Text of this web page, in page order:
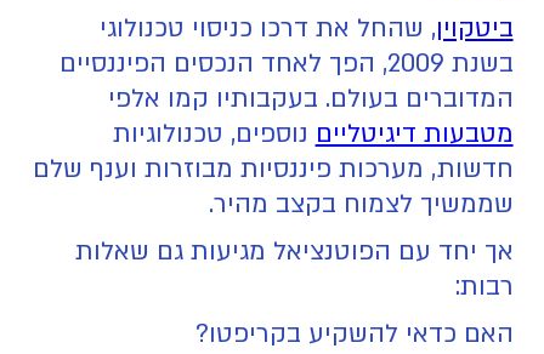
ביטקוין, שהחל את דרכו כניסוי טכנולוגי
בשנת 2009, הפך לאחד הנכסים הפיננסיים
המדוברים בעולם. בעקבותיו קמו אלפי
מטבעות דיגיטליים נוספים, טכנולוגיות
חדשות, מערכות פיננסיות מבוזרות וענף שלם
שממשיך לצמוח בקצב מהיר.
אך יחד עם הפוטנציאל מגיעות גם שאלות
רבות:
האם כדאי להשקיע בקריפטו?